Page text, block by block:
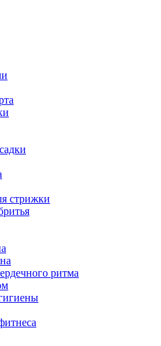
стрижки
ритма